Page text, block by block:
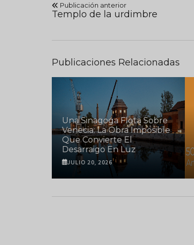
Publicación anterior
Templo de la urdimbre
Publicaciones Relacionadas
Una Sinagoga Flota Sobre
Venecia: La Obra Imposible
Que Convierte El
Desarraigo En Luz
JULIO 20, 2026